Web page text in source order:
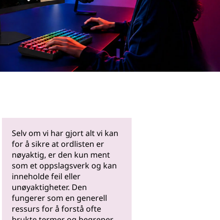
Selv om vi har gjort alt vi kan
for å sikre at ordlisten er
nøyaktig, er den kun ment
som et oppslagsverk og kan
inneholde feil eller
unøyaktigheter. Den
fungerer som en generell
ressurs for å forstå ofte